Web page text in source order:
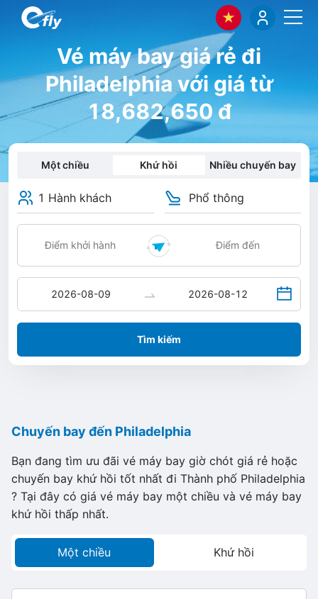
Vé máy bay giá rẻ đi
Philadelphia với giá từ
18,682,650 đ
Một chiều Khứ hồi Nhiều chuyến bay
1 Hành khách Phổ thông
Tìm kiếm
Chuyến bay đến Philadelphia
Bạn đang tìm ưu đãi vé máy bay giờ chót giá rẻ hoặc
chuyến bay khứ hồi tốt nhất đi Thành phố Philadelphia
? Tại đây có giá vé máy bay một chiều và vé máy bay
khứ hồi thấp nhất.
Một chiều Khứ hồi